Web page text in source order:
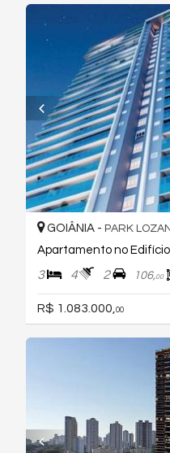
GOIÂNIA - PARK
Apartamento no
3 4 2 106,00
R$ 1.083.000, 00